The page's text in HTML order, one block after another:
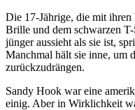
Die 17-Jährige, die mit ihren
Brille und dem schwarzen
jünger aussieht als sie ist,
Manchmal hält sie inne, um
zurückzudrängen.
Sandy Hook war eine
einig. Aber in Wirklichkeit